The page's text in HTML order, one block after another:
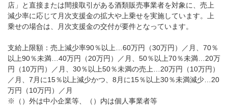
店」と直接または間接取引がある酒類販売事業者を対象に、売上
減少率に応じて月次支援金の拡大や上乗せを実施しています。上
乗せの場合は、月次支援金の交付が要件となっています。
支給上限額：売上減少率90％以上…60万円（30万円）／月、70％
以上90％未満…40万円（20万円）／月、50％以上70％未満…20万
円（10万円）／月、30％以上50％未満の売上…20万円（10万円）
／月、7月に15％以上減少かつ、8月に15％以上30％未満減少…20
万円（10万円）／月
※（）外は中小企業等、（）内は個人事業者等